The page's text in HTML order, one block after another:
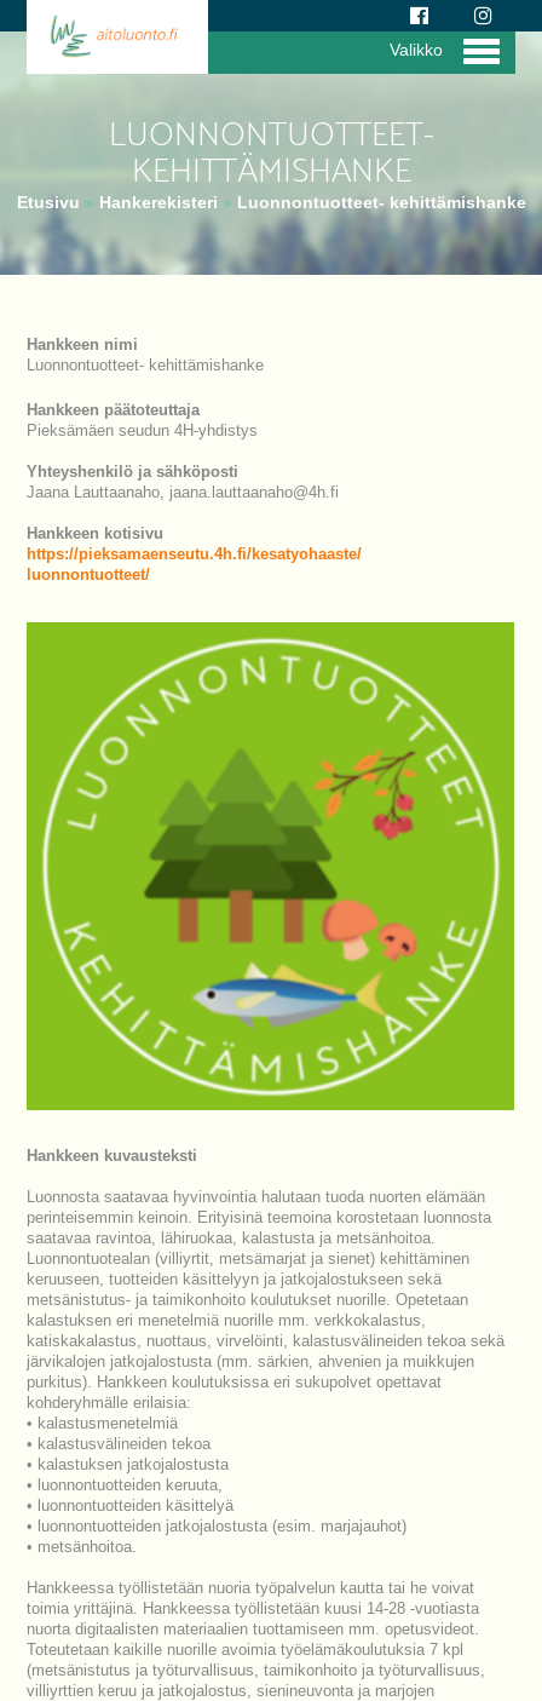
LUONNONTUOTTEET-
KEHITTÄMISHANKE
Etusivu » Hankerekisteri » Luonnontuotteet- kehittämishanke
Valikko
Hankkeen nimi
Luonnontuotteet- kehittämishanke
Hankkeen päätoteuttaja
Pieksämäen seudun 4H-yhdistys
Yhteyshenkilö ja sähköposti
Jaana Lauttaanaho, jaana.lauttaanaho@4h.fi
Hankkeen kotisivu
https://pieksamaenseutu.4h.fi/kesatyohaaste/
luonnontuotteet/
Hankkeen kuvausteksti
Luonnosta saatavaa hyvinvointia halutaan tuoda nuorten elämään
perinteisemmin keinoin. Erityisinä teemoina korostetaan luonnosta
saatavaa ravintoa, lähiruokaa, kalastusta ja metsänhoitoa.
Luonnontuotealan (villiyrtit, metsämarjat ja sienet) kehittäminen
keruuseen, tuotteiden käsittelyyn ja jatkojalostukseen sekä
metsänistutus- ja taimikonhoito koulutukset nuorille. Opetetaan
kalastuksen eri menetelmiä nuorille mm. verkkokalastus,
katiskakalastus, nuottaus, virvelöinti, kalastusvälineiden tekoa sekä
järvikalojen jatkojalostusta (mm. särkien, ahvenien ja muikkujen
purkitus). Hankkeen koulutuksissa eri sukupolvet opettavat
kohderyhmälle erilaisia:
• kalastusmenetelmiä
• kalastusvälineiden tekoa
• kalastuksen jatkojalostusta
• luonnontuotteiden keruuta,
• luonnontuotteiden käsittelyä
• luonnontuotteiden jatkojalostusta (esim. marjajauhot)
• metsänhoitoa.
Hankkeessa työllistetään nuoria työpalvelun kautta tai he voivat
toimia yrittäjinä. Hankkeessa työllistetään kuusi 14-28 -vuotiasta
nuorta digitaalisten materiaalien tuottamiseen mm. opetusvideot.
Toteutetaan kaikille nuorille avoimia työelämäkoulutuksia 7 kpl
(metsänistutus ja työturvallisuus, taimikonhoito ja työturvallisuus,
villiyrttien keruu ja jatkojalostus, sienineuvonta ja marjojen